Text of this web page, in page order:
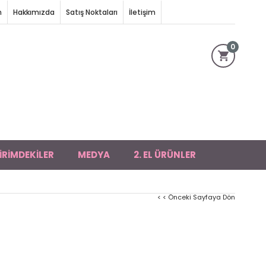
Hakkımızda Satış Noktaları İletişim
0
MEDYA 2. EL ÜRÜNLER
< < Önceki Sayfaya Dön